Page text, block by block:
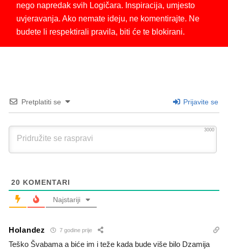
nego napredak svih Logičara. Inspiracija, umjesto
uvjeravanja. Ako nemate ideju, ne komentirajte. Ne
budete li respektirali pravila, biti će te blokirani.
Pretplatiti se Prijavite se
3000
20 KOMENTARI
Najstariji
Holandez 7 godine prije
Teško Švabama a biće im i teže kada bude više bilo Dzamija